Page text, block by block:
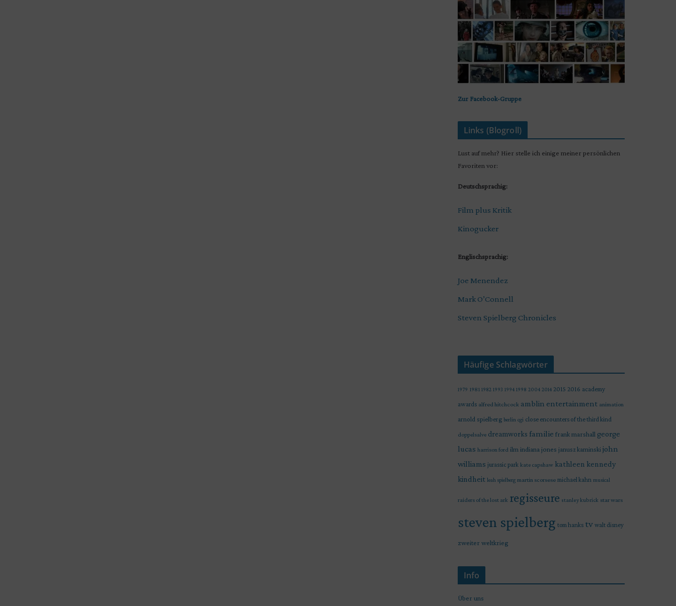
Zur Facebook-Gruppe
Links (Blogroll)
Lust auf mehr? Hier stelle ich einige meiner persönlichen
Favoriten vor:
Deutschsprachig:
Film plus Kritik
Kinogucker
Englischsprachig:
Joe Menendez
Mark O’Connell
Steven Spielberg Chronicles
Häufige Schlagwörter
1979 1981 1982 1993 1994 1998 2004 2014 2015 2016 academy
awards alfred hitchcock amblin entertainment animation
arnold spielberg berlin cgi close encounters of the third kind
doppelsalve dreamworks familie frank marshall george
lucas harrison ford ilm indiana jones janusz kaminski john
williams jurassic park kate capshaw kathleen kennedy
kindheit leah spielberg martin scorsese michael kahn musical
raiders of the lost ark regisseure stanley kubrick star wars
steven spielberg tom hanks tv walt disney
zweiter weltkrieg
Info
Über uns